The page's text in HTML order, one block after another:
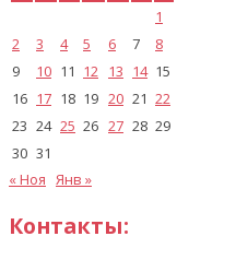
1
2
3 4 5 6 7
8
9
10 11 12 13 14 15
16 17 18 19 20 21 22
23 24 25 26 27 28 29
30 31
« Ноя Янв »
Контакты: